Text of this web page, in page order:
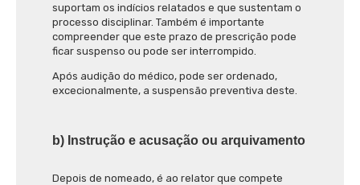
suportam os indícios relatados e que sustentam o
processo disciplinar. Também é importante
compreender que este prazo de prescrição pode
ficar suspenso ou pode ser interrompido.
Após audição do médico, pode ser ordenado,
excecionalmente, a suspensão preventiva deste.
b) Instrução e acusação ou arquivamento
Depois de nomeado, é ao relator que compete